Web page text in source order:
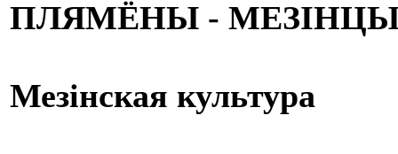
ПЛЯМЁНЫ -
Мезінская культура